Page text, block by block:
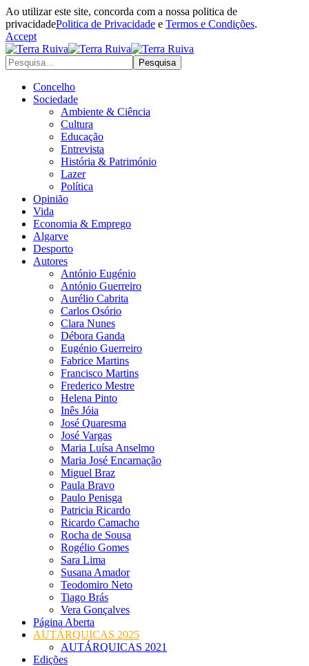
Ao utilizar este site, concorda com a nossa politica de
privacidadePolitica de Privacidade e Termos e Condições.
Accept
Concelho
Sociedade
Ambiente & Ciência
Cultura
Educação
Entrevista
História & Património
Lazer
Política
Opinião
Vida
Economia & Emprego
Algarve
Desporto
Autores
António Eugénio
António Guerreiro
Aurélio Cabrita
Carlos Osório
Clara Nunes
Débora Ganda
Eugénio Guerreiro
Fabrice Martins
Francisco Martins
Frederico Mestre
Helena Pinto
Inês Jóia
José Quaresma
José Vargas
Maria Luísa Anselmo
Maria José Encarnação
Miguel Braz
Paula Bravo
Paulo Penisga
Patricia Ricardo
Ricardo Camacho
Rocha de Sousa
Rogélio Gomes
Sara Lima
Susana Amador
Teodomiro Neto
Tiago Brás
Vera Gonçalves
Página Aberta
AUTÁRQUICAS 2025
AUTÁRQUICAS 2021
Edições